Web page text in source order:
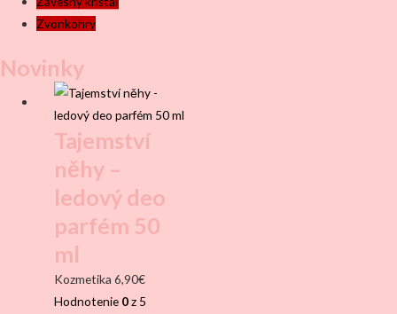
Zvonkohry
Novinky
Tajemství
něhy –
ledový deo
parfém 50
ml
Kozmetika6,90€
Hodnotenie 0z 5